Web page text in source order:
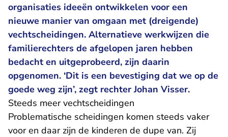
organisaties ideeën ontwikkelen voor een
nieuwe manier van omgaan met (dreigende)
vechtscheidingen. Alternatieve werkwijzen die
familierechters de afgelopen jaren hebben
bedacht en uitgeprobeerd, zijn daarin
opgenomen. ‘Dit is een bevestiging dat we op de
goede weg zijn’, zegt rechter Johan Visser.
Steeds meer vechtscheidingen
Problematische scheidingen komen steeds vaker
voor en daar zijn de kinderen de dupe van. Zij